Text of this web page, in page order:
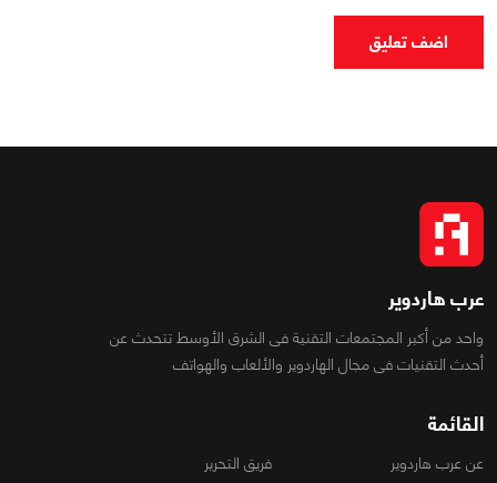
اضف تعليق
عرب هاردوير
واحد من أكبر المجتمعات التقنية فى الشرق الأوسط تتحدث عن
أحدث التقنيات فى مجال الهاردوير والألعاب والهواتف
القائمة
عن عرب هاردوير فريق التحرير